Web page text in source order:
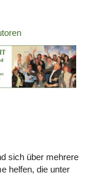
sich über mehrere
helfen, die unter